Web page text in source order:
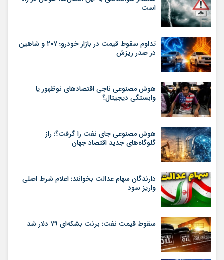
است
تداوم سقوط قیمت در بازار خودرو؛ ۲۰۷ و شاهین
در صدر ریزش
هوش مصنوعی ناجی اقتصادهای نوظهور یا
وابستگی دیجیتال؟
هوش مصنوعی جای نفت را گرفت؟؛ راز
گلوگاه‌های جدید اقتصاد جهان
دارندگان سهام عدالت بخوانند؛ اعلام شرط اصلی
واریز سود
سقوط قیمت نفت؛ برنت بشکه‌ای ۷۹ دلار شد